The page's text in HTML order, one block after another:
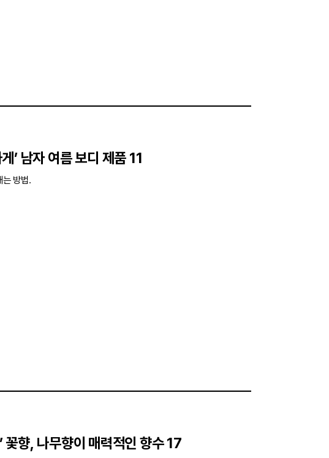
’ 남자 여름 보디 제품 11
는 방법.
꽃향, 나무향이 매력적인 향수 17